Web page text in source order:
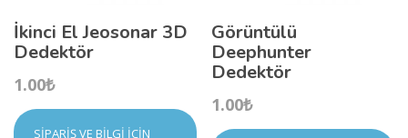
İkinci El Jeosonar 3D
Dedektör
1.00₺
SIPARIŞ VE BILGI İÇIN
Görüntülü
Deephunter
Dedektör
1.00₺